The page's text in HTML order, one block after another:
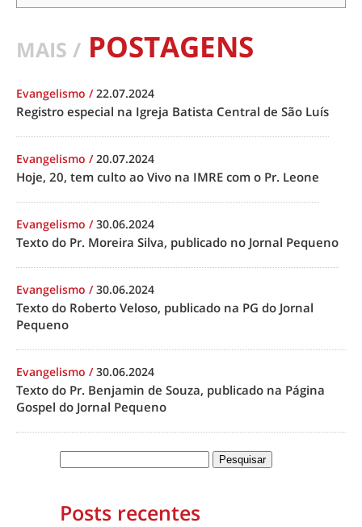
MAIS / POSTAGENS
Evangelismo /22.07.2024
Registro especial na Igreja Batista Central de São Luís
Evangelismo /20.07.2024
Hoje, 20, tem culto ao Vivo na IMRE com o Pr. Leone
Evangelismo /30.06.2024
Texto do Pr. Moreira Silva, publicado no Jornal Pequeno
Evangelismo /30.06.2024
Texto do Roberto Veloso, publicado na PG do Jornal
Pequeno
Evangelismo /30.06.2024
Texto do Pr. Benjamin de Souza, publicado na Página
Gospel do Jornal Pequeno
Posts recentes